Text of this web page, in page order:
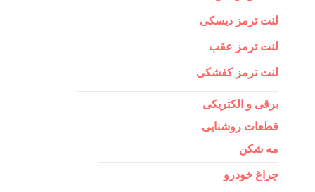
لنت ترمز دیسکی
لنت ترمز عقب
لنت ترمز کفشکی
برقی و الکتریکی
قطعات روشنایی
مه شکن
چراغ خودرو